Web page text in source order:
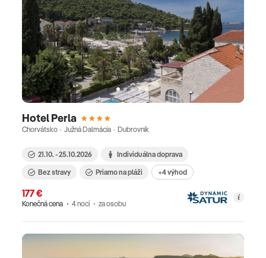
Hotel Perla
Chorvátsko · Južná Dalmácia · Dubrovník
21.10. - 25.10.2026
Individuálna doprava
Bez stravy
Priamo na pláži +4 výhod
177 €
Konečná cena 4 nocí za osobu